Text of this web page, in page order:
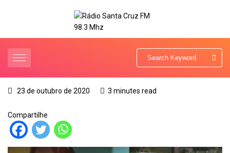
23 de outubro de 2020 3 minutes read
Compartilhe